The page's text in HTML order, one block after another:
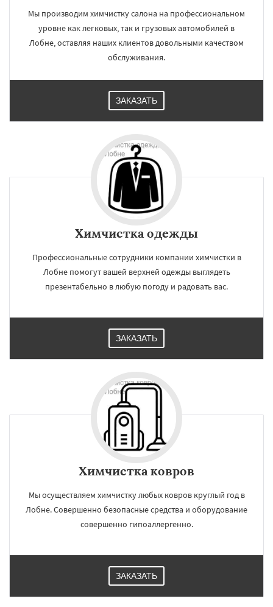
Мы производим химчистку салона на профессиональном
уровне как легковых, так и грузовых автомобилей в
Лобне, оставляя наших клиентов довольными качеством
обслуживания.
ЗАКАЗАТЬ
Химчистка одежды
Профессиональные сотрудники компании химчистки в
Лобне помогут вашей верхней одежды выглядеть
презентабельно в любую погоду и радовать вас.
ЗАКАЗАТЬ
Химчистка ковров
Мы осуществляем химчистку любых ковров круглый год в
Лобне. Совершенно безопасные средства и оборудование
совершенно гипоаллергенно.
ЗАКАЗАТЬ